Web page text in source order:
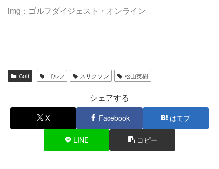
img：ゴルフダイジェスト・オンライン
Golf ゴルフ スリクソン 松山英樹
シェアする
X Facebook はてブ
LINE コピー